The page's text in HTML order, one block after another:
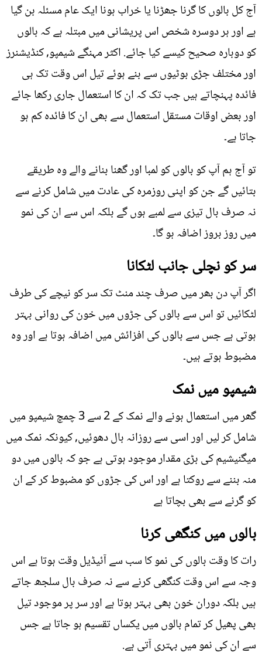
آج کل بالوں کا گرنا جھڑنا یا خراب ہونا ایک عام مسئلہ بن گیا
ہے اور ہر دوسرہ شخص اس پریشانی میں مبتلہ ہے کہ بالوں
کو دوبارہ صحیح کیسے کیا جائے. اکثر مہنگے شیمپو, کنڈيشنرز
اور مختلف جڑی بوٹیوں سے بنے ہوئے تیل اس وقت تک ہی
فائدہ پہنچاتے ہیں جب تک کہ ان کا استعمال جاری رکھا جائے
اور بعض اوقات مستقل استعمال سے بھی ان کا فائدہ کم ہو
جاتا ہے۔
تو آج ہم آپ کو بالوں کو لمبا اور گھنا بنانے والے وہ طریقے
بتائيں گے جن کو اپنی روزمرہ کی عادت میں شامل کرنے سے
نہ صرف بال تیزی سے لمبے ہوں گے بلکہ اس سے ان کی نمو
میں روز بروز اضافہ ہو گا۔
سر کو نچلی جانب لٹکانا
اگر آپ دن بھر میں صرف چند منٹ تک سر کو نیچے کی طرف
لٹکائيں تو اس سے بالوں کی جڑوں میں خون کی روانی بہتر
ہوتی ہے جس سے بالوں کی افزائش میں اضافہ ہوتا ہے اور وہ
مضبوط ہوتے ہیں۔
شیمپو میں نمک
گھر میں استعمال ہونے والے نمک کے 2 سے 3 چمچ شیمپو میں
شامل کر لیں اور اسی سے روزانہ بال دھوئيں, کیونکہ نمک میں
میگنیشیم کی بڑی مقدار موجود ہوتی ہے جو کہ بالوں میں دو
منہ بننے سے روکتا ہے اور اس کی جڑوں کو مضبوط کر کے ان
کو گرنے سے بھی بچاتا ہے
بالوں میں کنگھی کرنا
رات کا وقت بالوں کی نمو کا سب سے آئيڈیل وقت ہوتا ہے اس
وجہ سے اس وقت کنگھی کرنے سے نہ صرف بال سلجھ جاتے
ہیں بلکہ دوران خون بھی بہتر ہوتا ہے اور سر پر موجود تیل
بھی پھیل کر تمام بالوں میں یکساں تقسیم ہو جاتا ہے جس
سے ان کی نمو میں بہتری آتی ہے.